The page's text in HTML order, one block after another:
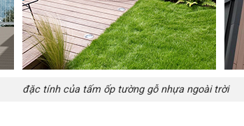
đặc tính của tấm ốp tường gỗ nhựa ngoài trời